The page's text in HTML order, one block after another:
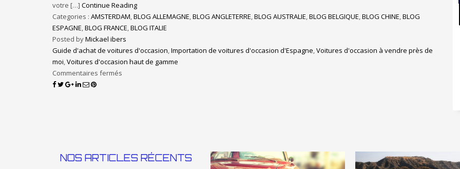
votre […] Continue Reading
Categories : AMSTERDAM,BLOG ALLEMAGNE,BLOG ANGLETERRE,BLOG AUSTRALIE,BLOG BELGIQUE,BLOG CHINE,BLOG
ESPAGNE,BLOG FRANCE,BLOG ITALIE
Posted byMickael ibers
Guide d'achat de voitures d'occasion,Importation de voitures d'occasion d'Espagne,Voitures d'occasion à vendre près de
moi,Voitures d'occasion haut de gamme
Commentaires fermés
NOS ARTICLES RÉCENTS